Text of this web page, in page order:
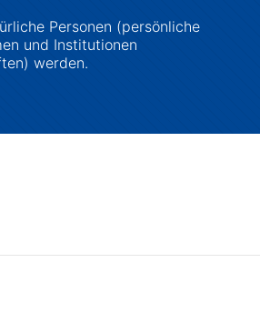
Personen (persönliche
und Institutionen
werden.